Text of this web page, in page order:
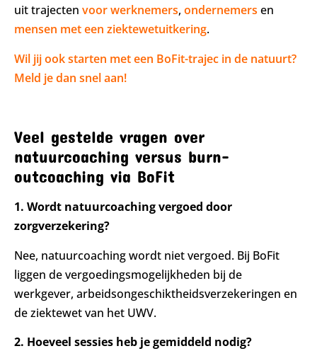
uit trajecten voor werknemers, ondernemers en
mensen met een ziektewetuitkering.
Wil jij ook starten met een BoFit-trajec in de natuurt?
Meld je dan snel aan!
Veel gestelde vragen over
natuurcoaching versus burn-
outcoaching via BoFit
1. Wordt natuurcoaching vergoed door
zorgverzekering?
Nee, natuurcoaching wordt niet vergoed. Bij BoFit
liggen de vergoedingsmogelijkheden bij de
werkgever, arbeidsongeschiktheidsverzekeringen en
de ziektewet van het UWV.
2. Hoeveel sessies heb je gemiddeld nodig?